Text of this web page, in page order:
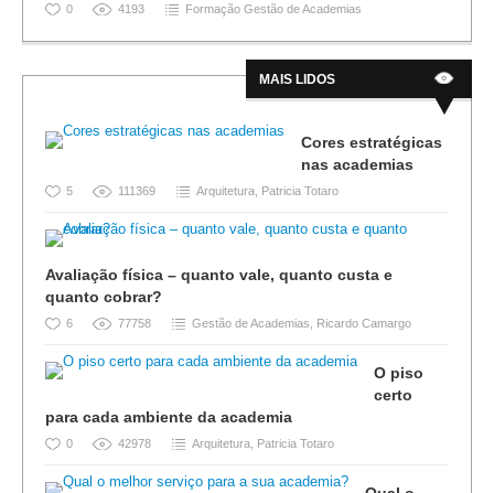
0 4193 Formação Gestão de Academias
MAIS LIDOS
Cores estratégicas
nas academias
5 111369 Arquitetura Patricia Totaro
Avaliação física – quanto vale, quanto custa e
quanto cobrar?
6 77758 Gestão de Academias Ricardo Camargo
O piso
certo
para cada ambiente da academia
0 42978 Arquitetura Patricia Totaro